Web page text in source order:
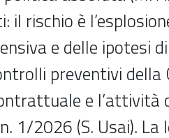
il rischio è
e delle ipotesi
preventivi
e l’attività
1/2026 (S. Usai).